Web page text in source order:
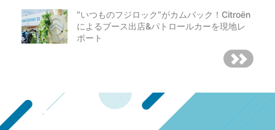
“いつものフジロック”がカムバック！Citroën
によるブース出店&パトロールカーを現地レ
ポート